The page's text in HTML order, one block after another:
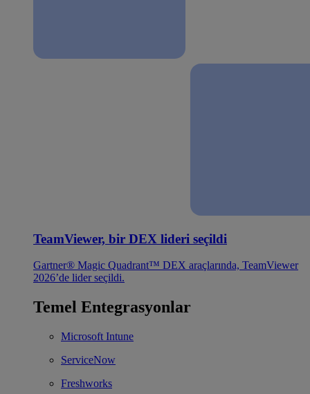
TeamViewer, bir DEX lideri seçildi
Gartner® Magic Quadrant™ DEX araçlarında, TeamViewer
2026’de lider seçildi.
Temel Entegrasyonlar
Microsoft Intune
ServiceNow
Freshworks